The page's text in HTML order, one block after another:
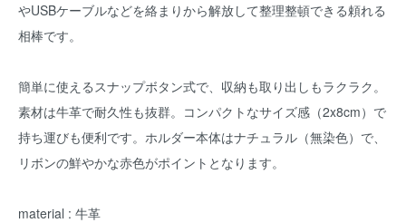
やUSBケーブルなどを絡まりから解放して整理整頓できる頼れる
相棒です。
簡単に使えるスナップボタン式で、収納も取り出しもラクラク。
素材は牛革で耐久性も抜群。コンパクトなサイズ感（2x8cm）で
持ち運びも便利です。ホルダー本体はナチュラル（無染色）で、
リボンの鮮やかな赤色がポイントとなります。
material : 牛革